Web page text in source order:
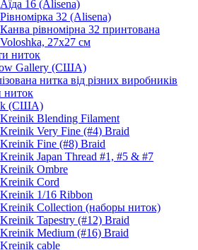
Аїда 16 (Alisena)
Рівномірка 32 (Alisena)
Канва рівномірна 32 принтована
Voloshka, 27х27 см
ниток
Gallery (США)
нитка від різних виробників
ниток
(США)
Kreinik Blending Filament
Kreinik Very Fine (#4) Braid
Kreinik Fine (#8) Braid
Kreinik Japan Thread #1, #5 & #7
Kreinik Ombre
Kreinik Cord
Kreinik 1/16 Ribbon
Kreinik Collection (наборы ниток)
Kreinik Tapestry (#12) Braid
Kreinik Medium (#16) Braid
Kreinik cable